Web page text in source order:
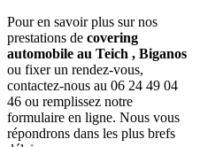
Pour en savoir plus sur nos
prestations de covering
automobile au Teich , Biganos
ou fixer un rendez-vous,
contactez-nous au 06 24 49 04
46 ou remplissez notre
formulaire en ligne. Nous vous
répondrons dans les plus brefs